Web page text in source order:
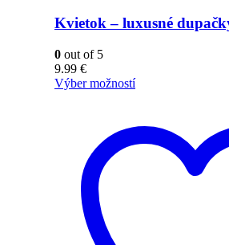
Kvietok – luxusné
0 out of 5
9.99 €
Výber možností